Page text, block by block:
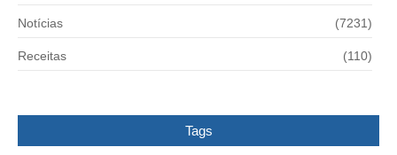
Notícias (7231)
Receitas (110)
Tags